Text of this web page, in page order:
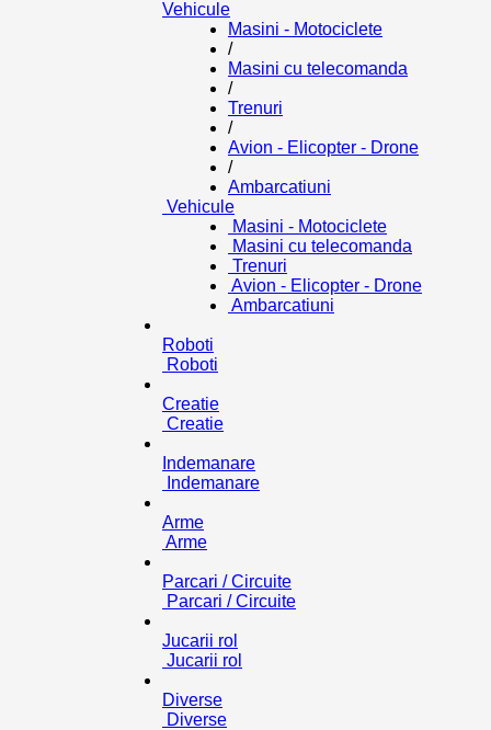
Vehicule
Masini - Motociclete
/
Masini cu telecomanda
/
Trenuri
/
Avion - Elicopter - Drone
/
Ambarcatiuni
Vehicule
Masini - Motociclete
Masini cu telecomanda
Trenuri
Avion - Elicopter - Drone
Ambarcatiuni
Roboti
Roboti
Creatie
Creatie
Indemanare
Indemanare
Arme
Arme
Parcari / Circuite
Parcari / Circuite
Jucarii rol
Jucarii rol
Diverse
Diverse